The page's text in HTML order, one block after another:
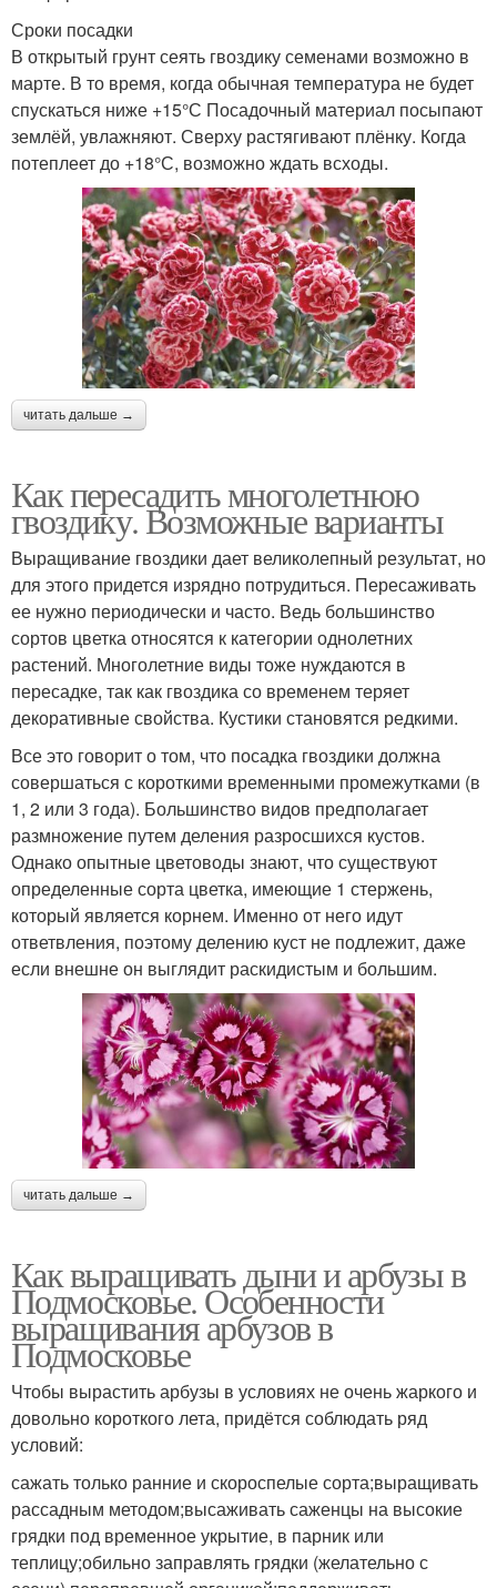
Сроки посадки
В открытый грунт сеять гвоздику семенами возможно в
марте. В то время, когда обычная температура не будет
спускаться ниже +15°С Посадочный материал посыпают
землёй, увлажняют. Сверху растягивают плёнку. Когда
потеплеет до +18°С, возможно ждать всходы.
читать дальше →
Как пересадить многолетнюю
гвоздику. Возможные варианты
Выращивание гвоздики дает великолепный результат, но
для этого придется изрядно потрудиться. Пересаживать
ее нужно периодически и часто. Ведь большинство
сортов цветка относятся к категории однолетних
растений. Многолетние виды тоже нуждаются в
пересадке, так как гвоздика со временем теряет
декоративные свойства. Кустики становятся редкими.
Все это говорит о том, что посадка гвоздики должна
совершаться с короткими временными промежутками (в
1, 2 или 3 года). Большинство видов предполагает
размножение путем деления разросшихся кустов.
Однако опытные цветоводы знают, что существуют
определенные сорта цветка, имеющие 1 стержень,
который является корнем. Именно от него идут
ответвления, поэтому делению куст не подлежит, даже
если внешне он выглядит раскидистым и большим.
читать дальше →
Как выращивать дыни и арбузы в
Подмосковье. Особенности
выращивания арбузов в
Подмосковье
Чтобы вырастить арбузы в условиях не очень жаркого и
довольно короткого лета, придётся соблюдать ряд
условий:
сажать только ранние и скороспелые сорта;выращивать
рассадным методом;высаживать саженцы на высокие
грядки под временное укрытие, в парник или
теплицу;обильно заправлять грядки (желательно с